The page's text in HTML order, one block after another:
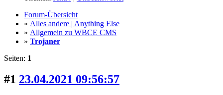
Forum-Übersicht
» Alles andere | Anything Else
» Allgemein zu WBCE CMS
» Trojaner
Seiten: 1
#1 23.04.2021 09:56:57